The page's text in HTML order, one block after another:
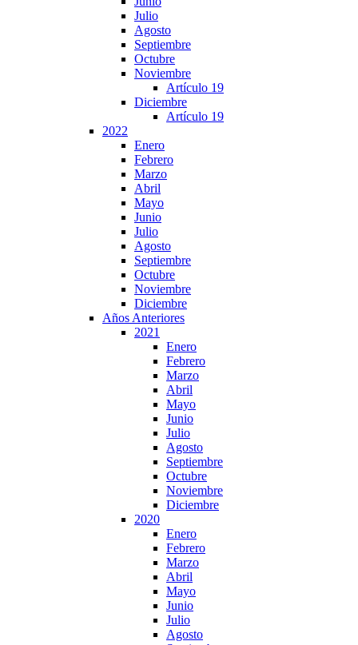
Julio
Agosto
Septiembre
Octubre
Noviembre
Artículo 19
Diciembre
Artículo 19
2022
Enero
Febrero
Marzo
Abril
Mayo
Junio
Julio
Agosto
Septiembre
Octubre
Noviembre
Diciembre
Años Anteriores
2021
Enero
Febrero
Marzo
Abril
Mayo
Junio
Julio
Agosto
Septiembre
Octubre
Noviembre
Diciembre
2020
Enero
Febrero
Marzo
Abril
Mayo
Junio
Julio
Agosto